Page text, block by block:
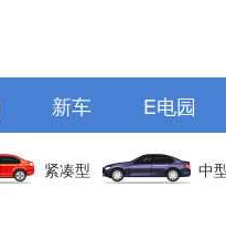
新车 E电园
紧凑型 中